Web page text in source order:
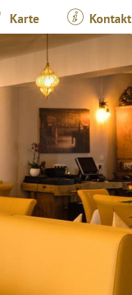
Karte Kontakt